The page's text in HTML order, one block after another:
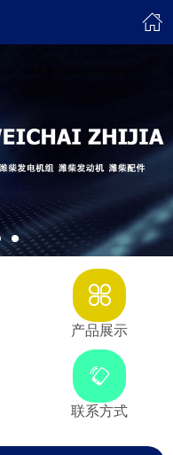
产品展示
联系方式